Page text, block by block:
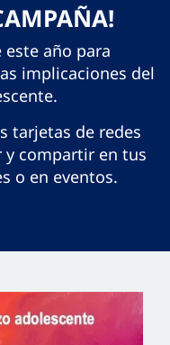
este año para
implicaciones del
tarjetas de redes
y compartir en tus
o en eventos.